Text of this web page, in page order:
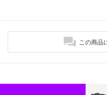
この商品